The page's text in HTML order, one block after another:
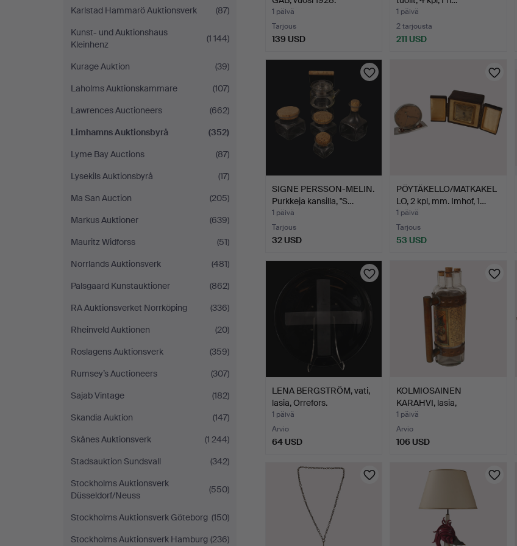
Karlstad Hammarö Auktionsverk
(87)
Kunst- und Auktionshaus
Kleinhenz
(1 144)
Kurage Auktion
(39)
Laholms Auktionskammare
(107)
Lawrences Auctioneers
(662)
Limhamns Auktionsbyrå
(352)
Lyme Bay Auctions
(87)
Lysekils Auktionsbyrå
(17)
Ma San Auction
(205)
Markus Auktioner
(639)
Mauritz Widforss
(51)
Norrlands Auktionsverk
(481)
Palsgaard Kunstauktioner
(862)
RA Auktionsverket Norrköping
(336)
Rheinveld Auktionen
(20)
Roslagens Auktionsverk
(359)
Rumsey’s Auctioneers
(307)
Sajab Vintage
(182)
Skandia Auktion
(147)
Skånes Auktionsverk
(1 244)
Stadsauktion Sundsvall
(342)
Stockholms Auktionsverk
Düsseldorf/Neuss
(550)
Stockholms Auktionsverk Göteborg (150)
Stockholms Auktionsverk Hamburg (236)
1 päivä
Tarjous
139 USD
1 päivä
2 tarjousta
211 USD
SIGNE PERSSON-MELIN.
Purkkeja kansilla, "S…
1 päivä
Tarjous
32 USD
PÖYTÄKELLO/MATKAKEL
LO, 2 kpl, mm. Imhof, 1…
1 päivä
Tarjous
53 USD
LENA BERGSTRÖM, vati,
lasia, Orrefors.
1 päivä
Arvio
64 USD
KOLMIOSAINEN
KARAHVI, lasia,
"Helgolander"…
1 päivä
Arvio
106 USD